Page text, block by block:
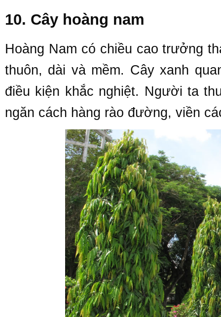
10. Cây hoàng nam
Hoàng Nam có chiều cao trưởng
thuôn, dài và mềm. Cây xanh
điều kiện khắc nghiệt. Người ta
ngăn cách hàng rào đường, viền